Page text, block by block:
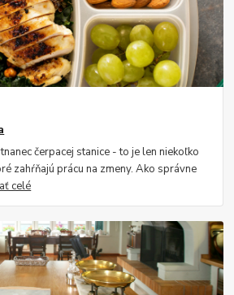
čerpacej stanice - to je len niekoľko
zahŕňajú prácu na zmeny. Ako správne
celé